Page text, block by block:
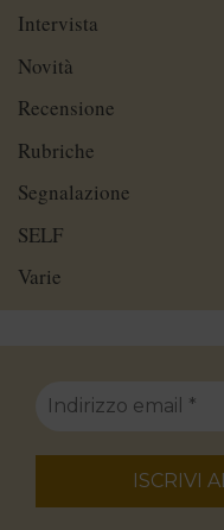
Intervista
Novità
Recensione
Rubriche
Segnalazione
SELF
Varie